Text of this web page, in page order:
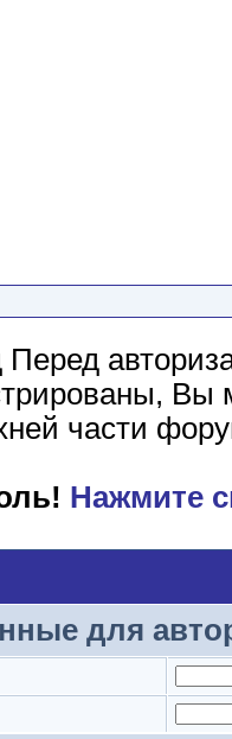
Перед
Вы
части
Нажмите
для